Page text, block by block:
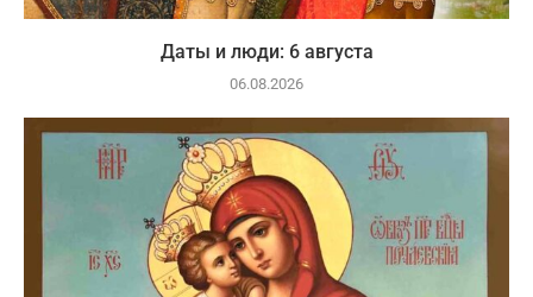
Даты и люди: 6 августа
06.08.2026